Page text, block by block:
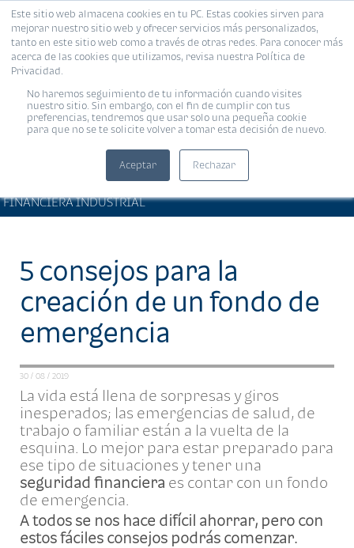
Este sitio web almacena cookies en tu PC. Estas cookies sirven para
mejorar nuestro sitio web y ofrecer servicios más personalizados,
tanto en este sitio web como a través de otras redes. Para conocer más
acerca de las cookies que utilizamos, revisa nuestra Política de
Privacidad.
No haremos seguimiento de tu información cuando visites
nuestro sitio. Sin embargo, con el fin de cumplir con tus
preferencias, tendremos que usar solo una pequeña cookie
para que no se te solicite volver a tomar esta decisión de nuevo.
Aceptar Rechazar
MENÚ
FINANCIERA INDUSTRIAL
5 consejos para la
creación de un fondo de
emergencia
30 / 08 / 2019
La vida está llena de sorpresas y giros
inesperados; las emergencias de salud, de
trabajo o familiar están a la vuelta de la
esquina. Lo mejor para estar preparado para
ese tipo de situaciones y tener una
seguridad financiera es contar con un fondo
de emergencia.
A todos se nos hace difícil ahorrar, pero con
estos fáciles consejos podrás comenzar.